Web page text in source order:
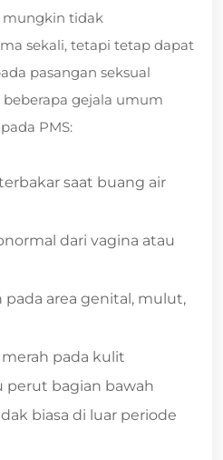
mungkin tidak
sekali, tetapi tetap dapat
pasangan seksual
gejala umum
PMS:
saat buang air
dari vagina atau
pada area genital, mulut,
pada kulit
perut bagian bawah
biasa di luar periode